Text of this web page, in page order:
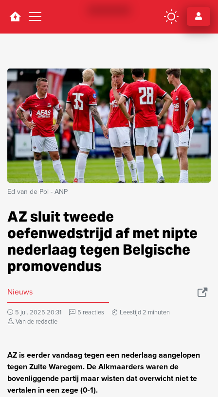
Navigation
Ed van de Pol - ANP
AZ sluit tweede
oefenwedstrijd af met nipte
nederlaag tegen Belgische
promovendus
Nieuws
5 jul. 2025 20:31 5 reacties
Leestijd 2 minuten
Van de redactie
AZ is eerder vandaag tegen een nederlaag aangelopen
tegen Zulte Waregem. De Alkmaarders waren de
bovenliggende partij maar wisten dat overwicht niet te
vertalen in een zege (0-1).